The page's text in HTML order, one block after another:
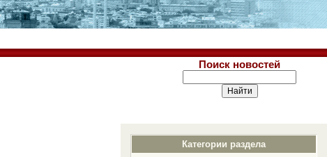
Поиск новостей
Категории раздела